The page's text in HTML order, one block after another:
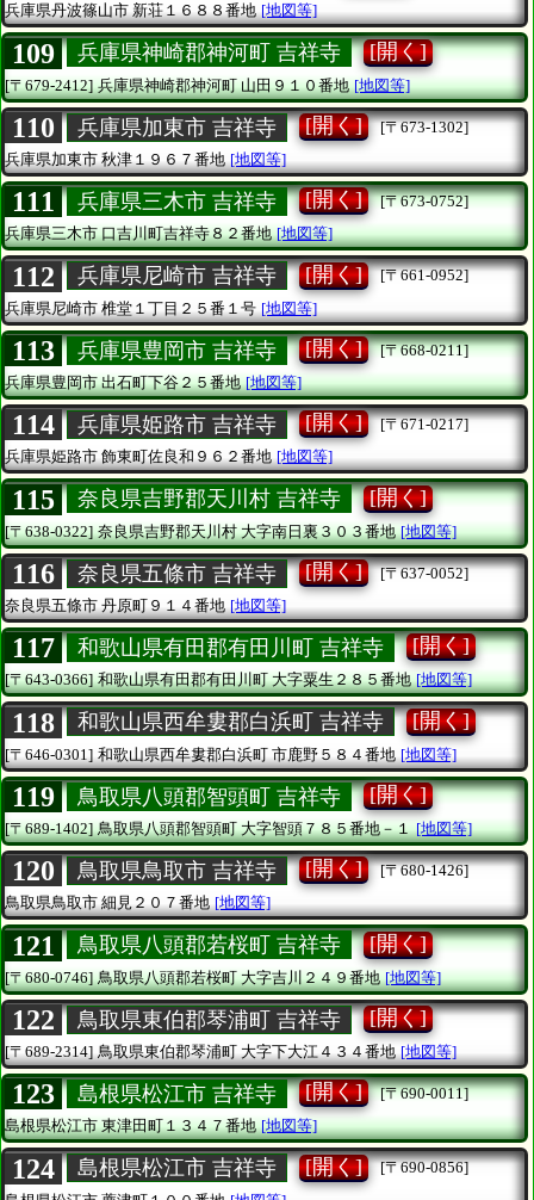
兵庫県丹波篠山市新荘１６８８番地 [地図等]
109 兵庫県神崎郡神河町 吉祥寺 [開く]
[〒679-2412] 兵庫県神崎郡神河町山田９１０番地 [地図等]
110 兵庫県加東市 吉祥寺 [開く]
[〒673-1302]
兵庫県加東市秋津１９６７番地 [地図等]
111 兵庫県三木市 吉祥寺 [開く]
[〒673-0752]
兵庫県三木市口吉川町吉祥寺８２番地 [地図等]
112 兵庫県尼崎市 吉祥寺 [開く]
[〒661-0952]
兵庫県尼崎市 椎堂１丁目２５番１号 [地図等]
113 兵庫県豊岡市 吉祥寺 [開く]
[〒668-0211]
兵庫県豊岡市出石町下谷２５番地 [地図等]
114 兵庫県姫路市 吉祥寺 [開く]
[〒671-0217]
兵庫県姫路市飾東町佐良和９６２番地 [地図等]
115 奈良県吉野郡天川村 吉祥寺 [開く]
[〒638-0322] 奈良県吉野郡天川村大字南日裏３０３番地 [地図等]
116 奈良県五條市 吉祥寺 [開く]
[〒637-0052]
奈良県五條市丹原町９１４番地 [地図等]
117 和歌山県有田郡有田川町 吉祥寺 [開く]
[〒643-0366] 和歌山県有田郡有田川町大字粟生２８５番地 [地図等]
118 和歌山県西牟婁郡白浜町 吉祥寺 [開く]
[〒646-0301] 和歌山県西牟婁郡白浜町 市鹿野５８４番地 [地図等]
119 鳥取県八頭郡智頭町 吉祥寺 [開く]
[〒689-1402] 鳥取県八頭郡智頭町大字智頭７８５番地－１ [地図等]
120 鳥取県鳥取市 吉祥寺 [開く]
[〒680-1426]
鳥取県鳥取市細見２０７番地 [地図等]
121 鳥取県八頭郡若桜町 吉祥寺 [開く]
[〒680-0746] 鳥取県八頭郡若桜町大字吉川２４９番地 [地図等]
122 鳥取県東伯郡琴浦町 吉祥寺 [開く]
[〒689-2314] 鳥取県東伯郡琴浦町大字下大江４３４番地 [地図等]
123 島根県松江市 吉祥寺 [開く]
[〒690-0011]
島根県松江市東津田町１３４７番地 [地図等]
124 島根県松江市 吉祥寺 [開く]
[〒690-0856]